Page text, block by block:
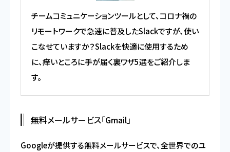
チームコミュニケーションツールとして、コロナ禍の
リモートワークで急速に普及したSlackですが、使い
こなせていますか？Slackを快適に使用するため
に、痒いところに手が届く裏ワザ5選をご紹介しま
す。
無料メールサービス「Gmail」
Googleが提供する無料メールサービスで、全世界でのユ